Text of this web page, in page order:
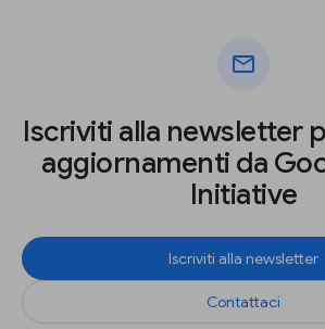
mail
Iscriviti alla newsletter
aggiornamenti da
Initiative
Iscriviti alla newsletter
Contattaci